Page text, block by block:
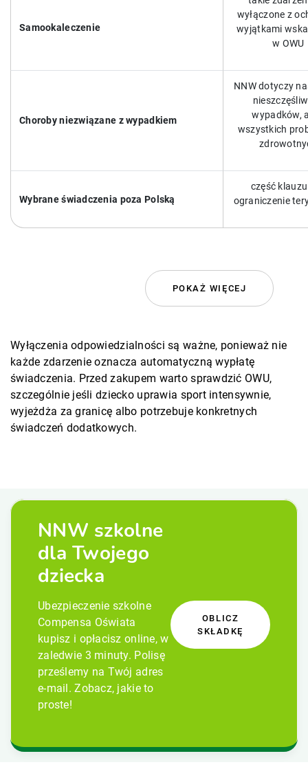
Samookaleczenie
wyłączone z
wyjątkami
w OWU
Choroby niezwiązane z wypadkiem
NNW dotyczy
wypadków,
wszystkich
Wybrane świadczenia poza Polską
część
ograniczenie
POKAŻ WIĘCEJ
Wyłączenia odpowiedzialności są ważne, ponieważ nie
każde zdarzenie oznacza automatyczną wypłatę
świadczenia. Przed zakupem warto sprawdzić OWU,
szczególnie jeśli dziecko uprawia sport intensywnie,
wyjeżdża za granicę albo potrzebuje konkretnych
świadczeń dodatkowych.
NNW szkolne
dla Twojego
dziecka
Ubezpieczenie szkolne
Compensa Oświata
kupisz i opłacisz online, w
zaledwie 3 minuty. Polisę
prześlemy na Twój adres
e-mail. Zobacz, jakie to
proste!
OBLICZ
SKŁADKĘ